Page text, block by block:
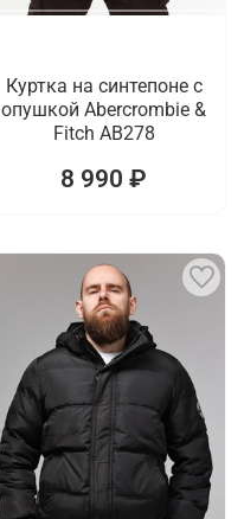
Куртка на синтепоне с
опушкой Abercrombie &
Fitch AB278
8 990 ₽